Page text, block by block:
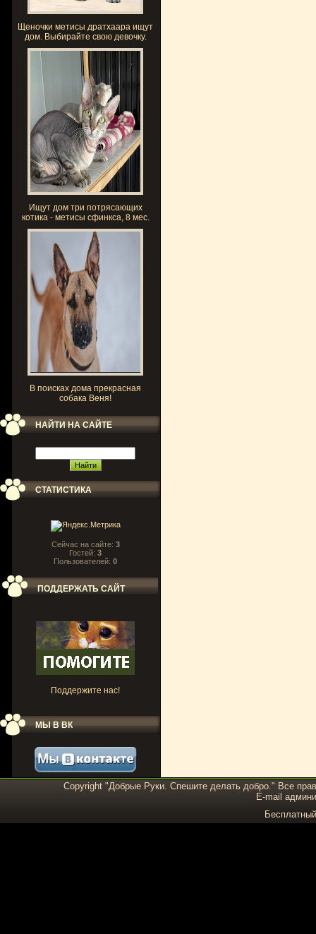
Щеночки метисы дратхаара ищут
дом. Выбирайте свою девочку.
Ищут дом три потрясающих
котика - метисы сфинкса, 8 мес.
В поисках дома прекрасная
собака Веня!
НАЙТИ НА САЙТЕ
СТАТИСТИКА
Сейчас на сайте: 3
Гостей: 3
Пользователей: 0
ПОДДЕРЖАТЬ САЙТ
Поддержите нас!
МЫ В ВК
Copyright "Добрые Руки. Спешите делать добро." Все
E-mail